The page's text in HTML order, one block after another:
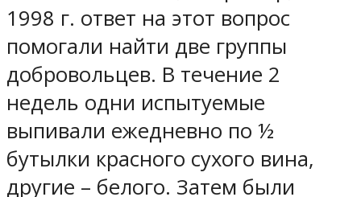
1998 г. ответ на этот вопрос
помогали найти две группы
добровольцев. В течение 2
недель одни испытуемые
выпивали ежедневно по ½
бутылки красного сухого вина,
другие – белого. Затем были